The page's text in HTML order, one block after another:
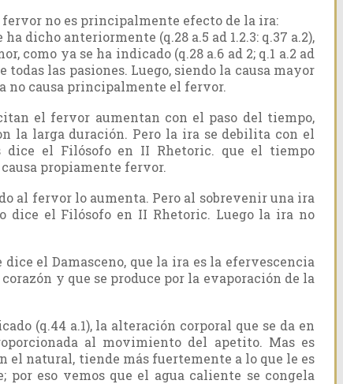
fervor no es principalmente efecto de la ira:
dicho anteriormente (q.28 a.5 ad 1.2.3: q.37 a.2),
como ya se ha indicado (q.28 a.6 ad 2; q.1 a.2 ad
todas las pasiones. Luego, siendo la causa mayor
no causa principalmente el fervor.
el fervor aumentan con el paso del tiempo,
la larga duración. Pero la ira se debilita con el
dice el Filósofo en II Rhetoric. que el tiempo
propiamente fervor.
al fervor lo aumenta. Pero al sobrevenir una ira
dice el Filósofo en II Rhetoric. Luego la ira no
dice el Damasceno, que la ira es la efervescencia
y que se produce por la evaporación de la
(q.44 a.1), la alteración corporal que se da en
al movimiento del apetito. Mas es
el natural, tiende más fuertemente a lo que le es
por eso vemos que el agua caliente se congela